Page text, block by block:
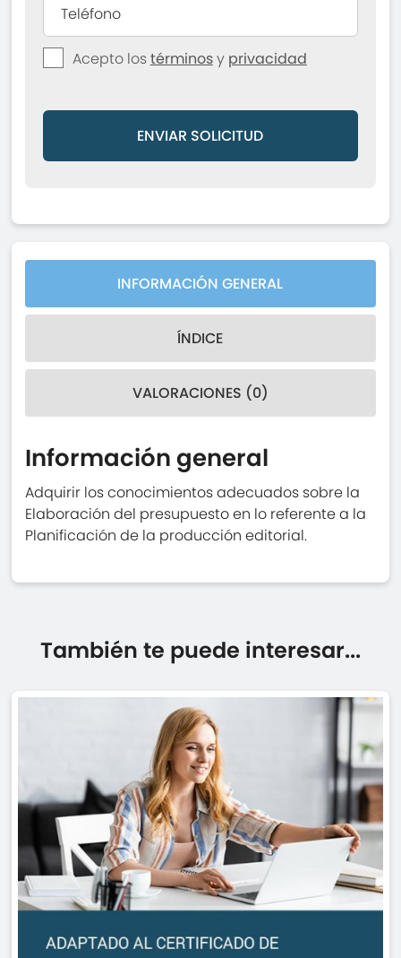
Acepto lostérminosy privacidad
ENVIAR SOLICITUD
INFORMACIÓN GENERAL
ÍNDICE
VALORACIONES (0)
Información general
Adquirir los conocimientos adecuados sobre la
Elaboración del presupuesto en lo referente a la
Planificación de la producción editorial.
También te puede interesar...